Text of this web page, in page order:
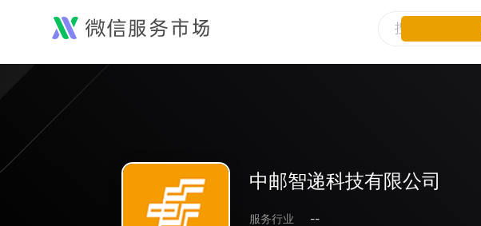
中邮智递科技有限公司
服务行业
--